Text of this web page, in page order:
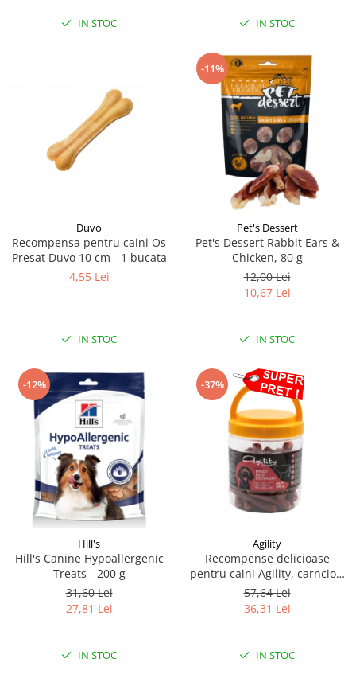
IN STOC IN STOC
Duvo
Recompensa pentru caini Os
Presat Duvo 10 cm - 1 bucata
4,55 Lei
IN STOC
-11%
Pet's Dessert
Pet's Dessert Rabbit Ears &
Chicken, 80 g
12,00 Lei
10,67 Lei
IN STOC
-12%
Hill's
Hill's Canine Hypoallergenic
Treats - 200 g
31,60 Lei
27,81 Lei
IN STOC
-37%
Agility
Recompense delicioase
pentru caini Agility, carnciori
uscati de vita-7cm, 500g
57,64 Lei
36,31 Lei
IN STOC